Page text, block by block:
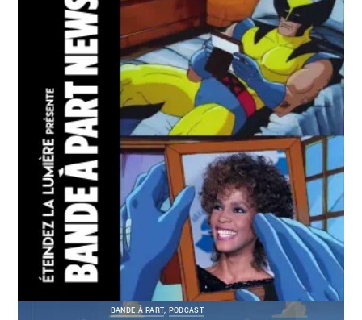
BANDE À PART, PODCAST